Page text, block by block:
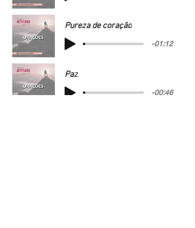
Pureza de coração
-01:12
Paz
-00:46